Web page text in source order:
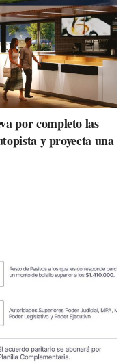
por completo las
y proyecta una